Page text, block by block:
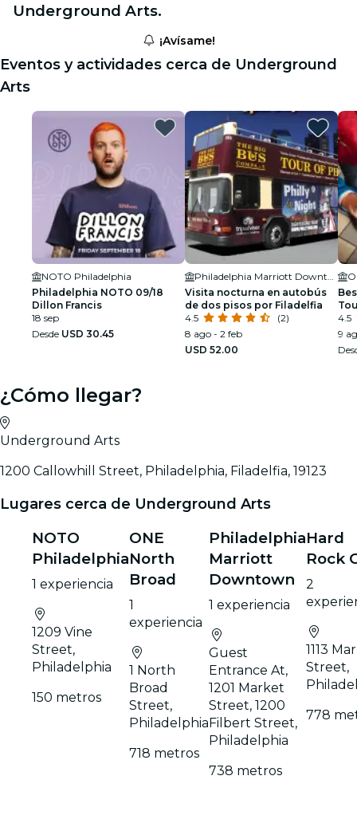
Underground Arts.
¡Avísame!
Eventos y actividades cerca de Underground
Arts
NOTO Philadelphia
Philadelphia NOTO 09/18
Dillon Francis
18 sep
Desde USD 30.45
Visita nocturna en autobús
de dos pisos por Filadelfia
4.5
(2)
8 ago - 2 feb
USD 52.00
4.5
9
¿Cómo llegar?
Underground Arts
1200 Callowhill Street, Philadelphia, Filadelfia, 19123
Lugares cerca de Underground Arts
NOTO
Philadelphia
1 experiencia
1209 Vine
Street,
Philadelphia
150 metros
ONE
North
Broad
1
experiencia
1 North
Broad
Street,
Philadelphia
718 metros
Philadelphia
Marriott
Downtown
1 experiencia
Guest
Entrance At,
1201 Market
Street, 1200
Filbert Street,
Philadelphia
738 metros
Hard
Rock
2
1113
Street,
778